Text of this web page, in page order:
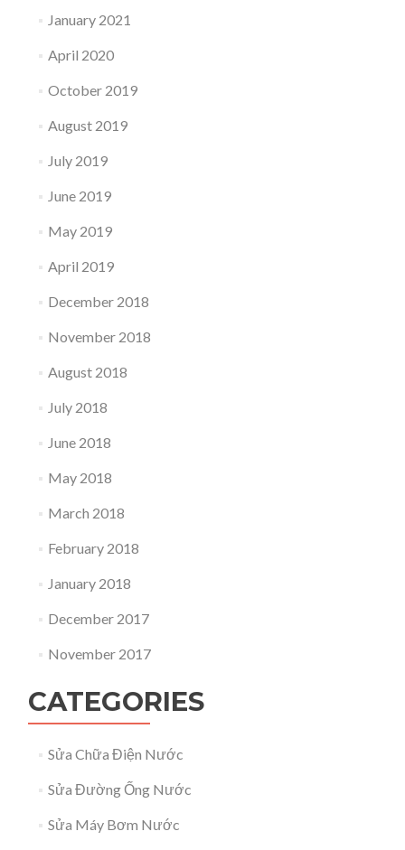
January 2021
April 2020
October 2019
August 2019
July 2019
June 2019
May 2019
April 2019
December 2018
November 2018
August 2018
July 2018
June 2018
May 2018
March 2018
February 2018
January 2018
December 2017
November 2017
CATEGORIES
Sửa Chữa Điện Nước
Sửa Đường Ống Nước
Sửa Máy Bơm Nước